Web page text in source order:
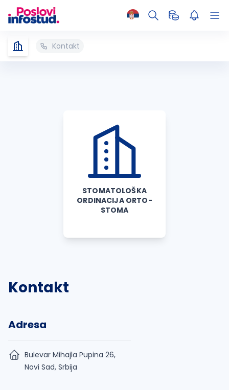
Kontakt
STOMATOLOŠKA
ORDINACIJA ORTO-
STOMA
Kontakt
Adresa
Bulevar Mihajla Pupina 26,
Novi Sad, Srbija